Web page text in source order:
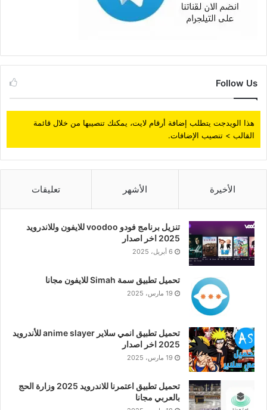
Follow Us
هذا الويدجت يتطلب إضافة أرقام لايت، يمكنك تنصيبها من خلال قائمة
القالب > تنصيب الإضافات.
الأخيرة الأشهر تعليقات
تنزيل برنامج فودو voodoo للايفون وللاندرويد
2025 اخر اصدار
6 أبريل، 2025
تحميل تطبيق سمة Simah للايفون مجانا
19 مارس، 2025
تحميل تطبيق انمي سلاير anime slayer للأندرويد
2025 اخر اصدار
19 مارس، 2025
تحميل تطبيق اعتمرنا للاندرويد 2025 وزارة الحج
بالعربي مجانا